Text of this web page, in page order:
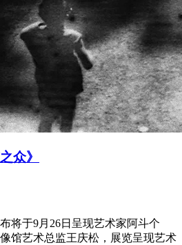
众》
将于9月26日呈现艺术家阿斗个
馆艺术总监王庆松，展览呈现艺术